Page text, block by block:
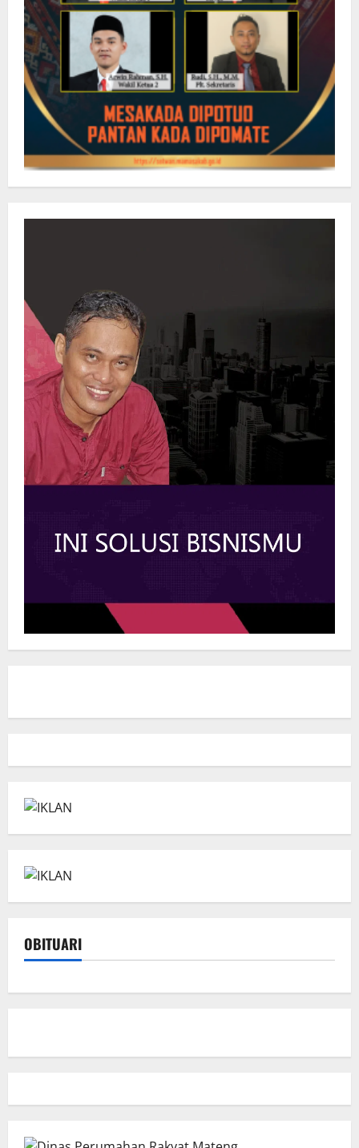
OBITUARI